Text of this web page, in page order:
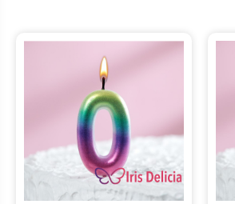
При отсутствии идеального торта,
клубникой в шоколаде в каталоге,
менеджером. Мы создаем уникальную
продукцию по эскизам, описаниям.
Как заказать клубнику
Чтобы оформить заказ на